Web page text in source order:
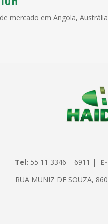
Tel: 55 11 3346 – 6911 |
RUA MUNIZ DE SOUZA,